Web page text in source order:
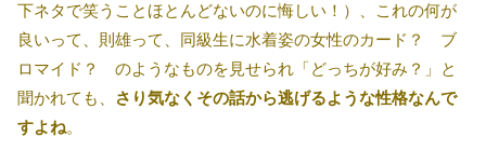
下ネタで笑うことほとんどないのに悔しい！）、これの何が
良いって、則雄って、同級生に水着姿の女性のカード？ ブ
ロマイド？ のようなものを見せられ「どっちが好み？」と
聞かれても、
さり気なくその話から逃げるような性格なんで
すよね。